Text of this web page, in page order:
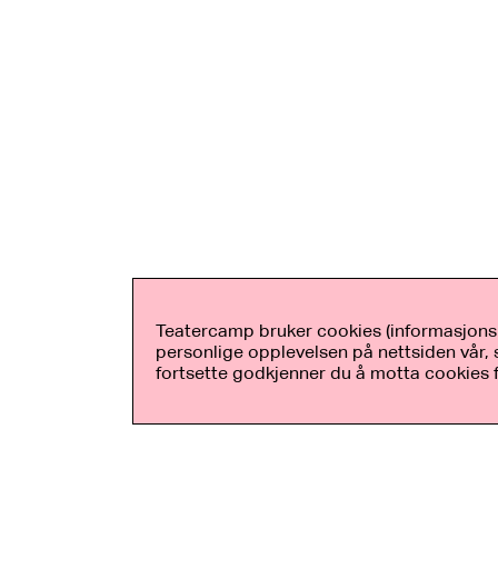
Teatercamp bruker cookies
personlige opplevelsen på nettsiden
fortsette godkjenner du å motta cookies